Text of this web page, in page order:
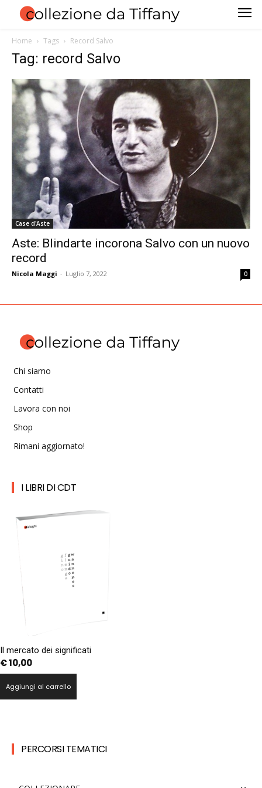
Home Tags Record Salvo
Tag: record Salvo
Case d'Aste
Aste: Blindarte incorona Salvo con un nuovo
record
Nicola Maggi - Luglio 7, 2022 0
Chi siamo
Contatti
Lavora con noi
Shop
Rimani aggiornato!
I LIBRI DI CDT
Il mercato dei significati
€10,00
Aggiungi al carrello
PERCORSI TEMATICI